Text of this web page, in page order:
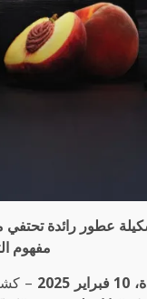
عطور رائدة تحتفي
مفهوم
–